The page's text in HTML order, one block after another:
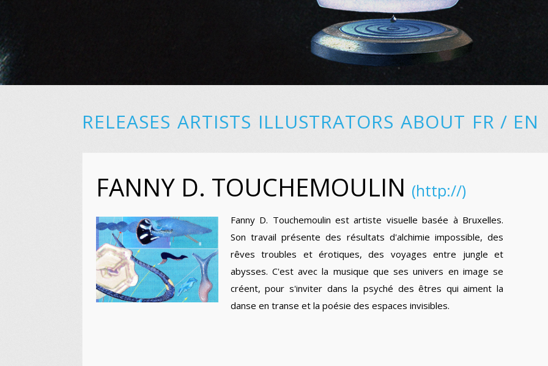
RELEASES ARTISTS ILLUSTRATORS ABOUT FR/ EN
FANNY D. TOUCHEMOULIN (http://)
Fanny D. Touchemoulin est artiste visuelle basée à Bruxelles.
Son travail présente des résultats d'alchimie impossible, des
rêves troubles et érotiques, des voyages entre jungle et
abysses. C'est avec la musique que ses univers en image se
créent, pour s'inviter dans la psyché des êtres qui aiment la
danse en transe et la poésie des espaces invisibles.